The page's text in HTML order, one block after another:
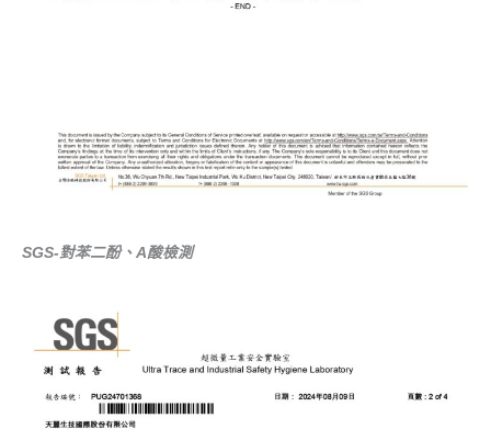
SGS-對苯二酚、A酸檢測